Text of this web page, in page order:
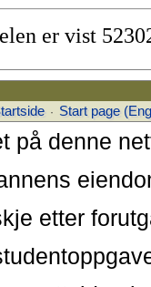
er vist
· Start page
på denne
etter